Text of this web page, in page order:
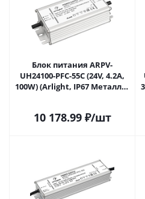
Блок питания ARPV-
UH24100-PFC-55C (24V, 4.2A,
100W) (Arlight, IP67 Металл, 5
10 178.99₽/шт